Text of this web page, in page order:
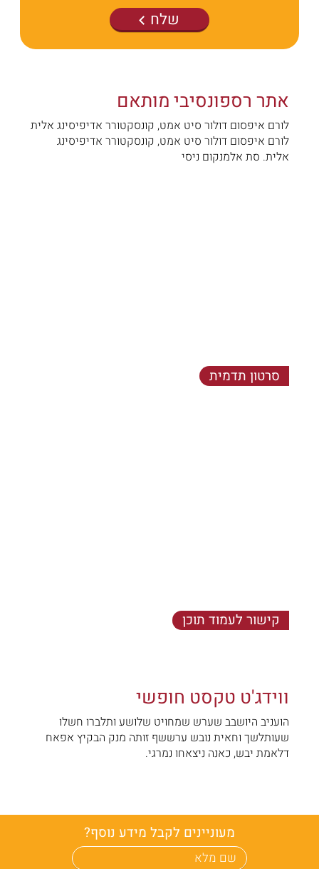
שלח
אתר רספונסיבי מותאם
לורם איפסום דולור סיט אמט, קונסקטורר אדיפיסינג אלית
לורם איפסום דולור סיט אמט, קונסקטורר אדיפיסינג
אלית. סת אלמנקום ניסי
סרטון תדמית
קישור לעמוד תוכן
ווידג'ט טקסט חופשי
הועניב היושבב שערש שמחויט שלושע ותלברו חשלו
שעותלשך וחאית נובש ערששף זותה מנק הבקיץ אפאח
דלאמת יבש, כאנה ניצאחו נמרגי.
מעוניינים לקבל מידע נוסף?